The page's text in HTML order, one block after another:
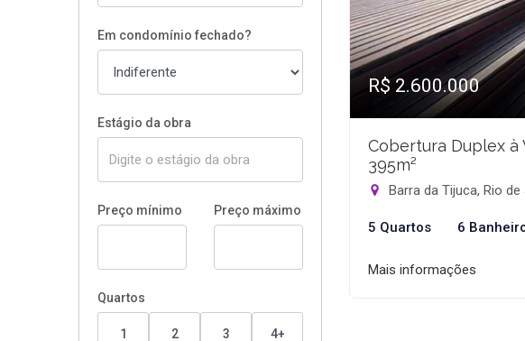
Em condomínio fechado?
Estágio da obra
Preço mínimo Preço máximo
Quartos
1 2 3 4+
R$ 2.600.000
Cobertura Duplex à
395m²
Barra da Tijuca, Rio
5 Quartos 6
Mais informações